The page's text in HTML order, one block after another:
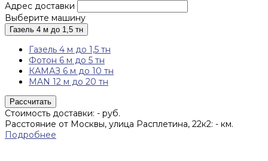
Адрес доставки
Выберите машину
Газель 4 м до 1,5 тн
Газель 4 м до 1,5 тн
Фотон 6 м до 5 тн
КАМАЗ 6 м до 10 тн
MAN 12 м до 20 тн
Рассчитать
Стоимость доставки: - руб.
Расстояние от Москвы, улица Расплетина, 22к2: - км.
Подробнее